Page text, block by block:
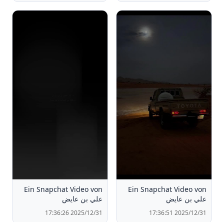
علي بن عايض
2025/12/31 17:36:51
علي بن عايض
2025/12/31 17:36:26